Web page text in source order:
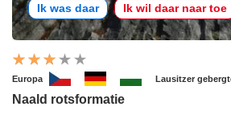
Ik was daar Ik wil daar naar toe
Europa Lausitzer
Naald rotsformatie